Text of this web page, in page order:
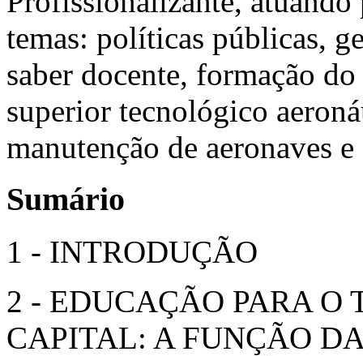
temas: políticas públicas,
saber docente, formação
superior tecnológico
manutenção de aeronaves
Sumário
1 - INTRODUÇÃO
2 - EDUCAÇÃO PARA O
CAPITAL: A FUNÇÃO